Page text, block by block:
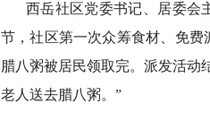
西岳社区党委书记、居委会
节，社区第一次众筹食材、免费
腊八粥被居民领取完。派发活动
老人送去腊八粥。”